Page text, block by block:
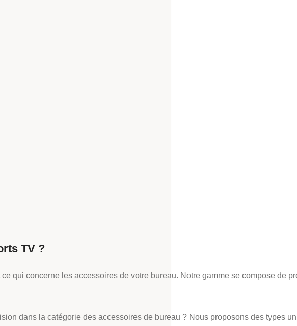
TV ?
qui concerne les accessoires de votre bureau. Notre gamme se compose de
dans la catégorie des accessoires de bureau ? Nous proposons des types